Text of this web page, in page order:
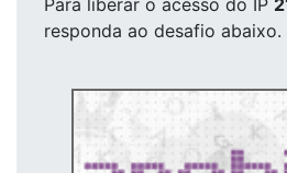
Para liberar o acesso do IP
responda ao desafio abaixo.